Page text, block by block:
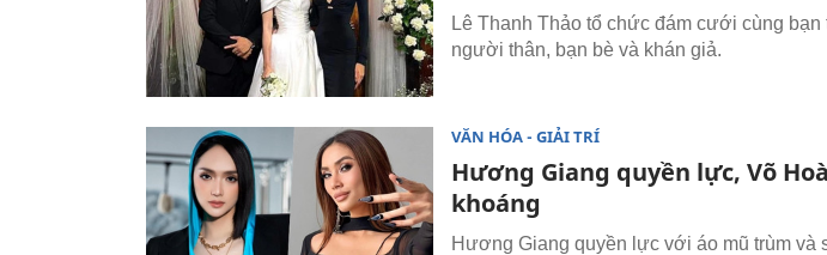
Lê Thanh Thảo tổ chức đám cưới cùng
người thân, bạn bè và khán giả.
VĂN HÓA - GIẢI TRÍ
Hương Giang quyền lực, Võ
khoáng
Hương Giang quyền lực với áo mũ trùm và